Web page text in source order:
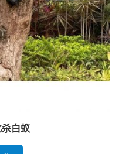
白蚁